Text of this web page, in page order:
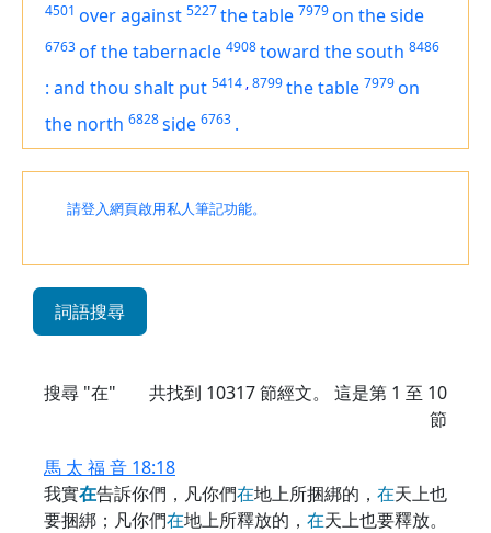
4501 over against 5227the table 7979on the side
6763of the tabernacle 4908toward the south 8486
: and thou shalt put 5414 ,8799the table 7979on
the north 6828side 6763 .
請登入網頁啟用私人筆記功能。
詞語搜尋
搜尋 "在" 共找到 10317節經文。 這是第 1 至 10
節
馬 太 福 音 18:18
我實在告訴你們，凡你們在地上所捆綁的， 在天上也
要捆綁；凡你們在地上所釋放的， 在天上也要釋放。